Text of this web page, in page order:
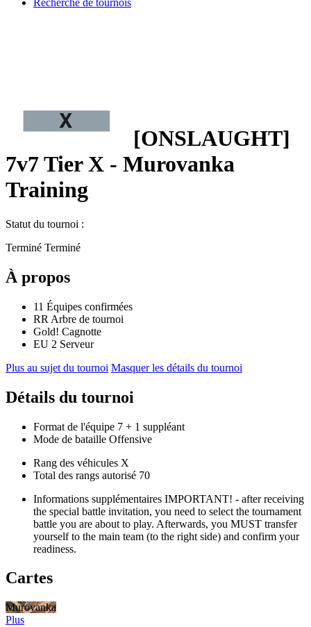
Recherche de tournois
[ONSLAUGHT]
7v7 Tier X - Murovanka
Training
Statut du tournoi :
Terminé Terminé
À propos
11 Équipes confirmées
RR Arbre de tournoi
Gold! Cagnotte
EU 2 Serveur
Plus au sujet du tournoi Masquer les détails du tournoi
Détails du tournoi
Format de l'équipe 7 + 1 suppléant
Mode de bataille Offensive
Rang des véhicules X
Total des rangs autorisé 70
Informations supplémentaires IMPORTANT! - after receiving
the special battle invitation, you need to select the tournament
battle you are about to play. Afterwards, you MUST transfer
yourself to the main team (to the right side) and confirm your
readiness.
Cartes
Murovanka
Plus